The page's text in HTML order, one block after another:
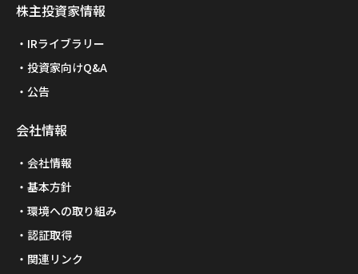
株主投資家情報
IRライブラリー
投資家向けQ&A
公告
会社情報
会社情報
基本方針
環境への取り組み
認証取得
関連リンク